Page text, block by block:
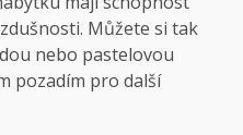
Můžete si tak
nebo pastelovou
pozadím pro další